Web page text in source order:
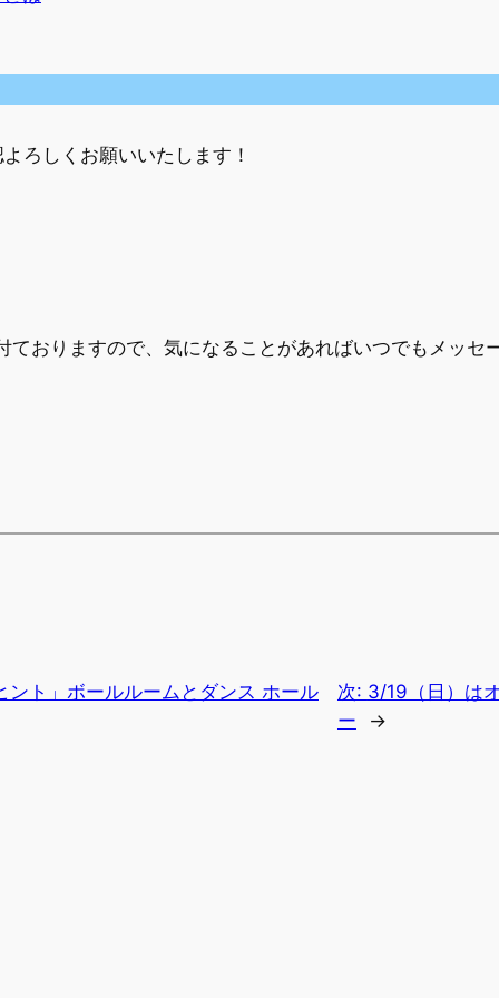
ろしくお願いいたします！
おりますので、気になることがあればいつでもメッセ
ント」ボールルームとダンス ホール 次: 3/19（日）は
ー
→